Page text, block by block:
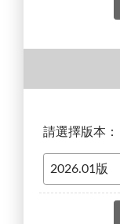
請選擇版本：